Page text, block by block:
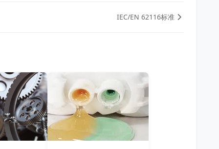
IEC/EN 62116标准